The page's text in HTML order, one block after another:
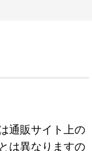
通販サイト上の
は異なりますの